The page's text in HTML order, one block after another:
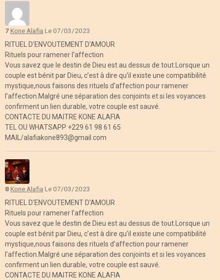
7Kone Alafia Le 07/03/2023
RITUEL D'ENVOUTEMENT D'AMOUR
Rituels pour ramener l’affection
Vous savez que le destin de Dieu est au dessus de tout.Lorsque un
couple est bénit par Dieu, c’est à dire qu’il existe une compatibilité
mystique,nous faisons des rituels d’affection pour ramener
l’affection.Malgré une séparation des conjoints et si les voyances
confirment un lien durable, votre couple est sauvé.
CONTACTE DU MAITRE KONE ALAFIA
TEL OU WHATSAPP +229 61 98 61 65
MAIL/alafiakone893@gmail.com
8Kone Alafia Le 07/03/2023
RITUEL D'ENVOUTEMENT D'AMOUR
Rituels pour ramener l’affection
Vous savez que le destin de Dieu est au dessus de tout.Lorsque un
couple est bénit par Dieu, c’est à dire qu’il existe une compatibilité
mystique,nous faisons des rituels d’affection pour ramener
l’affection.Malgré une séparation des conjoints et si les voyances
confirment un lien durable, votre couple est sauvé.
CONTACTE DU MAITRE KONE ALAFIA